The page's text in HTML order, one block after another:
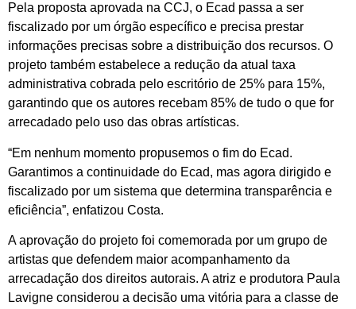
Pela proposta aprovada na CCJ, o Ecad passa a ser
fiscalizado por um órgão específico e precisa prestar
informações precisas sobre a distribuição dos recursos. O
projeto também estabelece a redução da atual taxa
administrativa cobrada pelo escritório de 25% para 15%,
garantindo que os autores recebam 85% de tudo o que for
arrecadado pelo uso das obras artísticas.
“Em nenhum momento propusemos o fim do Ecad.
Garantimos a continuidade do Ecad, mas agora dirigido e
fiscalizado por um sistema que determina transparência e
eficiência”, enfatizou Costa.
A aprovação do projeto foi comemorada por um grupo de
artistas que defendem maior acompanhamento da
arrecadação dos direitos autorais. A atriz e produtora Paula
Lavigne considerou a decisão uma vitória para a classe de